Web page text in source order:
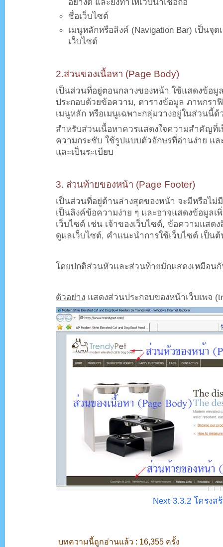
อย่างดี และยังทำให้เว็บน่าเชื่อถือ
ชื่อเว็บไซต์
เมนูหลักหรือลิงค์ (Navigation Bar) เป็นจุ
เว็บไซต์
2.ส่วนของเนื้อหา (Page Body)
เป็นส่วนที่อยู่ตอนกลางของหน้า ใช้แสดงข้อมู
ประกอบด้วยข้อความ, ตารางข้อมูล ภาพกรา
เมนูหลัก หรือเมนูเฉพาะกลุ่มวางอยู่ในส่วนนี้ด้
สำหรับส่วนเนื้อหาควรแสดงใจความสำคัญที่
ความกระชับ ใช้รูปแบบตัวอักษรที่อ่านง่าย แล
และเป็นระเบียบ
3. ส่วนท้ายของหน้า (Page Footer)
เป็นส่วนที่อยู่ด้านล่างสุดของหน้า จะมีหรือไม่
เป็นลิงค์ข้อความง่าย ๆ และอาจแสดงข้อมูลเ
เว็บไซต์ เช่น เจ้าของเว็บไซต์, ข้อความแสด
ดูแลเว็บไซต์, คำแนะนำการใช้เว็บไซต์ เป็น
โดยปกติส่วนหัวและส่วนท้ายมักแสดงเหมือนกั
ตัวอย่าง แสดงส่วนประกอบของหน้าเว็บเพจ
Next 3.3.2 โครงส
บทความนี้ถูกอ่านแล้ว : 16,355 ครั้ง